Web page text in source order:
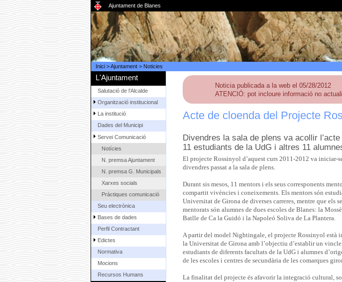
Ajuntament de Blanes
Inici>Ajuntament> Noticies
L'Ajuntament
Salutació de l'Alcalde
Organització institucional
La institució
Dades del Municipi
Servei Comunicació
Notícies
N. premsa Ajuntament
N. premsa G. Municipals
Xarxes socials
Pràctiques comunicació
Seu electrònica
Bases de dades
Perfil Contractant
Edictes
Normativa
Mocions
Recursos Humans
Noticia publicada a la web el 05/28/2012
ATENCIÓ: pot incloure informació no
Acte de cloenda del Projecte
Divendres la sala de plens va acollir
11 estudiants de la UdG i altres 11
El projecte Rossinyol d’aquest curs 2011-2012 va iniciar-
divendres passat a la sala de plens.
Durant sis mesos, 11 mentors i els seus corresponents
compartit vivències i coneixements. Els mentors són
Universitat de Girona de diverses carreres, mentre que els
mentorats són alumnes de dues escoles de Blanes: la
Batlle de Ca la Guidó i la Napoleó Soliva de La Plantera.
A partir del model Nightingale, el projecte Rossinyol està
la Universitat de Girona amb l’objectiu d’establir un
estudiants de diferents facultats de la UdG i alumnes
de les escoles i centres de secundària de les comarques
La finalitat del projecte és afavorir la integració cultural,